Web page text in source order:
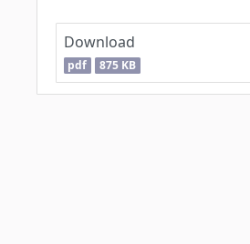
Download
pdf 875 KB